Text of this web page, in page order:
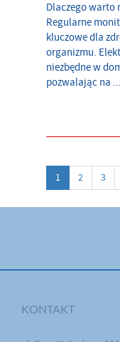
Dlaczego warto
Regularne
kluczowe dla
organizmu.
niezbędne w
pozwalając na ...
1 2 3
KONTAKT